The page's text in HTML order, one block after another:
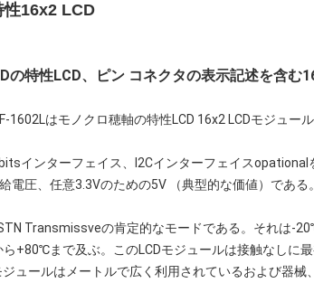
性16x2 LCD
の特性LCD、ピン コネクタの表示記述を含む
1602Lはモノクロ穂軸の特性LCD 16x2 LCDモジュー
インターフェイス、I2Cインターフェイス
電圧、任意3.3Vのための5V （典型的な価値）である
Transmissveの肯定的なモードである。それは-
+80℃まで及ぶ。このLCDモジュールは接触なしに
ュールはメートルで広く利用されているおよび器械